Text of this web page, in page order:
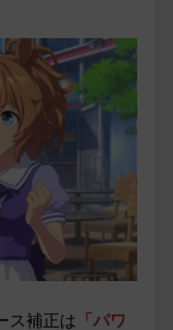
ス補正は 「パワ